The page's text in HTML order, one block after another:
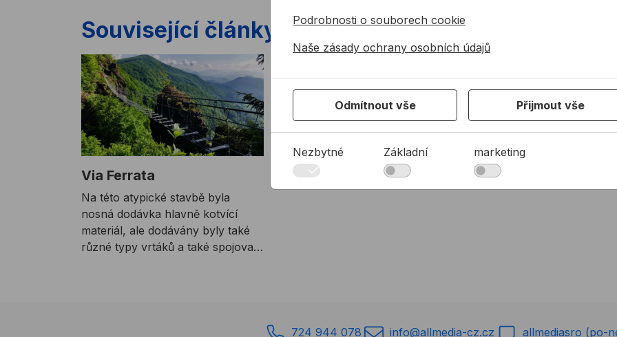
Související články
Via Ferrata
Na této atypické stavbě byla
nosná dodávka hlavně kotvící
materiál, ale dodávány byly také
různé typy vrtáků a také spojovací
724 944 078 info@allmedia-cz.cz allmediasro (po-
Podrobnosti o souborech cookie
Naše zásady ochrany osobních údajů
Odmítnout vše Přijmout vše
Nezbytné Základní marketing